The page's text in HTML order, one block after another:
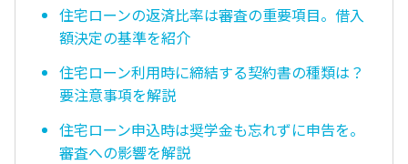
住宅ローンの返済比率は審査の重要項目。借入
額決定の基準を紹介
住宅ローン利用時に締結する契約書の種類は？
要注意事項を解説
住宅ローン申込時は奨学金も忘れずに申告を。
審査への影響を解説